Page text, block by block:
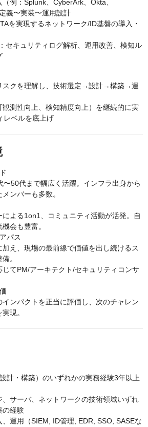
例：Splunk、CyberArk、Okta、
義〜実装〜運用設計
を実現するネットワーク/ID基盤の導入・
セキュリティログ解析、運用改善、検知ル
スクを理解し、技術選定→設計→構築→運
観測性向上、検知精度向上）を継続的に実
レベルを底上げ
50代まで幅広く活躍。インフラ出身から
ンバーも多数。
よる1on1、コミュニティ活動が活発。自
会も豊富。
パス
え、現場の最前線で価値を出し続けるス
。
てPM/アーキテクト/セキュリティコンサ
ンパクトを正当に評価し、次のチャレン
現。
計・構築）のいずれかの実務経験3年以上
、サーバ、ネットワークの技術領域いずれ
の経験
、運用（SIEM, ID管理, EDR, SSO, SASEな